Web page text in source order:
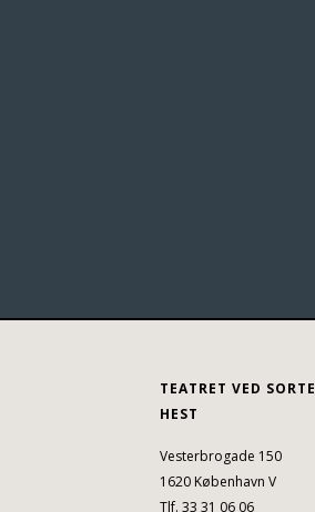
TEATRET VED SORTE
HEST
Vesterbrogade 150
1620 København V
Tlf. 33 31 06 06